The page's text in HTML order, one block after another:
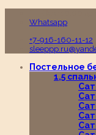
Whatsapp
+7-916-160-11-12
Постельное
1,5